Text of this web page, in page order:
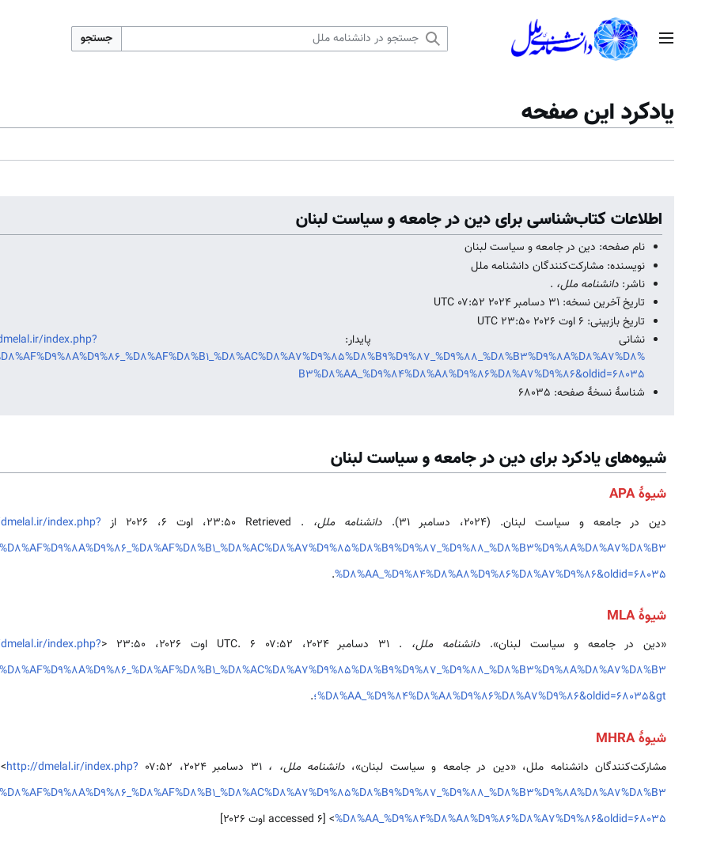
منوی اصلی جستجو
یادکرد این صفحه
اطلاعات کتاب‌شناسی برای دين در جامعه و سياست لبنان
نام صفحه: دين در جامعه و سياست لبنان
نویسنده: مشارکت‌کنندگان دانشنامه ملل
ناشر:دانشنامه ملل، .
تاریخ آخرین نسخه: ۳۱ دسامبر ۲۰۲۴ ‏۰۷:۵۲ UTC
تاریخ بازبینی: ۶ اوت ۲۰۲۶ ‏۲۳:۵۰ UTC
نشانی پایدار: index.php?
B3%D8%AA_%D9%84%D8%A8%D9%86%D8%A7%D9%86&oldid=68035
شناسهٔ نسخهٔ صفحه: 68035
شیوه‌های یادکرد برای دين در جامعه و سياست لبنان
شیوهٔ APA
دين در جامعه و سياست لبنان. (۲۰۲۴، دسامبر ۳۱). دانشنامه ملل، . Retrieved ‏۲۳:۵۰، اوت ۶، ۲۰۲۶ از
index.php?
%D8%AA_%D9%84%D8%A8%D9%86%D8%A7%D9%86&oldid=68035
.
شیوهٔ MLA
«دين در جامعه و سياست لبنان».دانشنامه ملل، . ۳۱ دسامبر ۲۰۲۴، ‏۰۷:۵۲ UTC. ۶ اوت ۲۰۲۶، ‏۲۳:۵۰ <
index.php?
%D8%AA_%D9%84%D8%A8%D9%86%D8%A7%D9%86&oldid=68035&gt؛ .
شیوهٔ MHRA
مشارکت‌کنندگان دانشنامه ملل، «دين در جامعه و سياست لبنان»، دانشنامه ملل، ، ۳۱ دسامبر ۲۰۲۴، ‏۰۷:۵۲ UTC، <
http://dmelal.ir/index.php?
%D8%AA_%D9%84%D8%A8%D9%86%D8%A7%D9%86&oldid=68035> [accessed ۶ اوت ۲۰۲۶]